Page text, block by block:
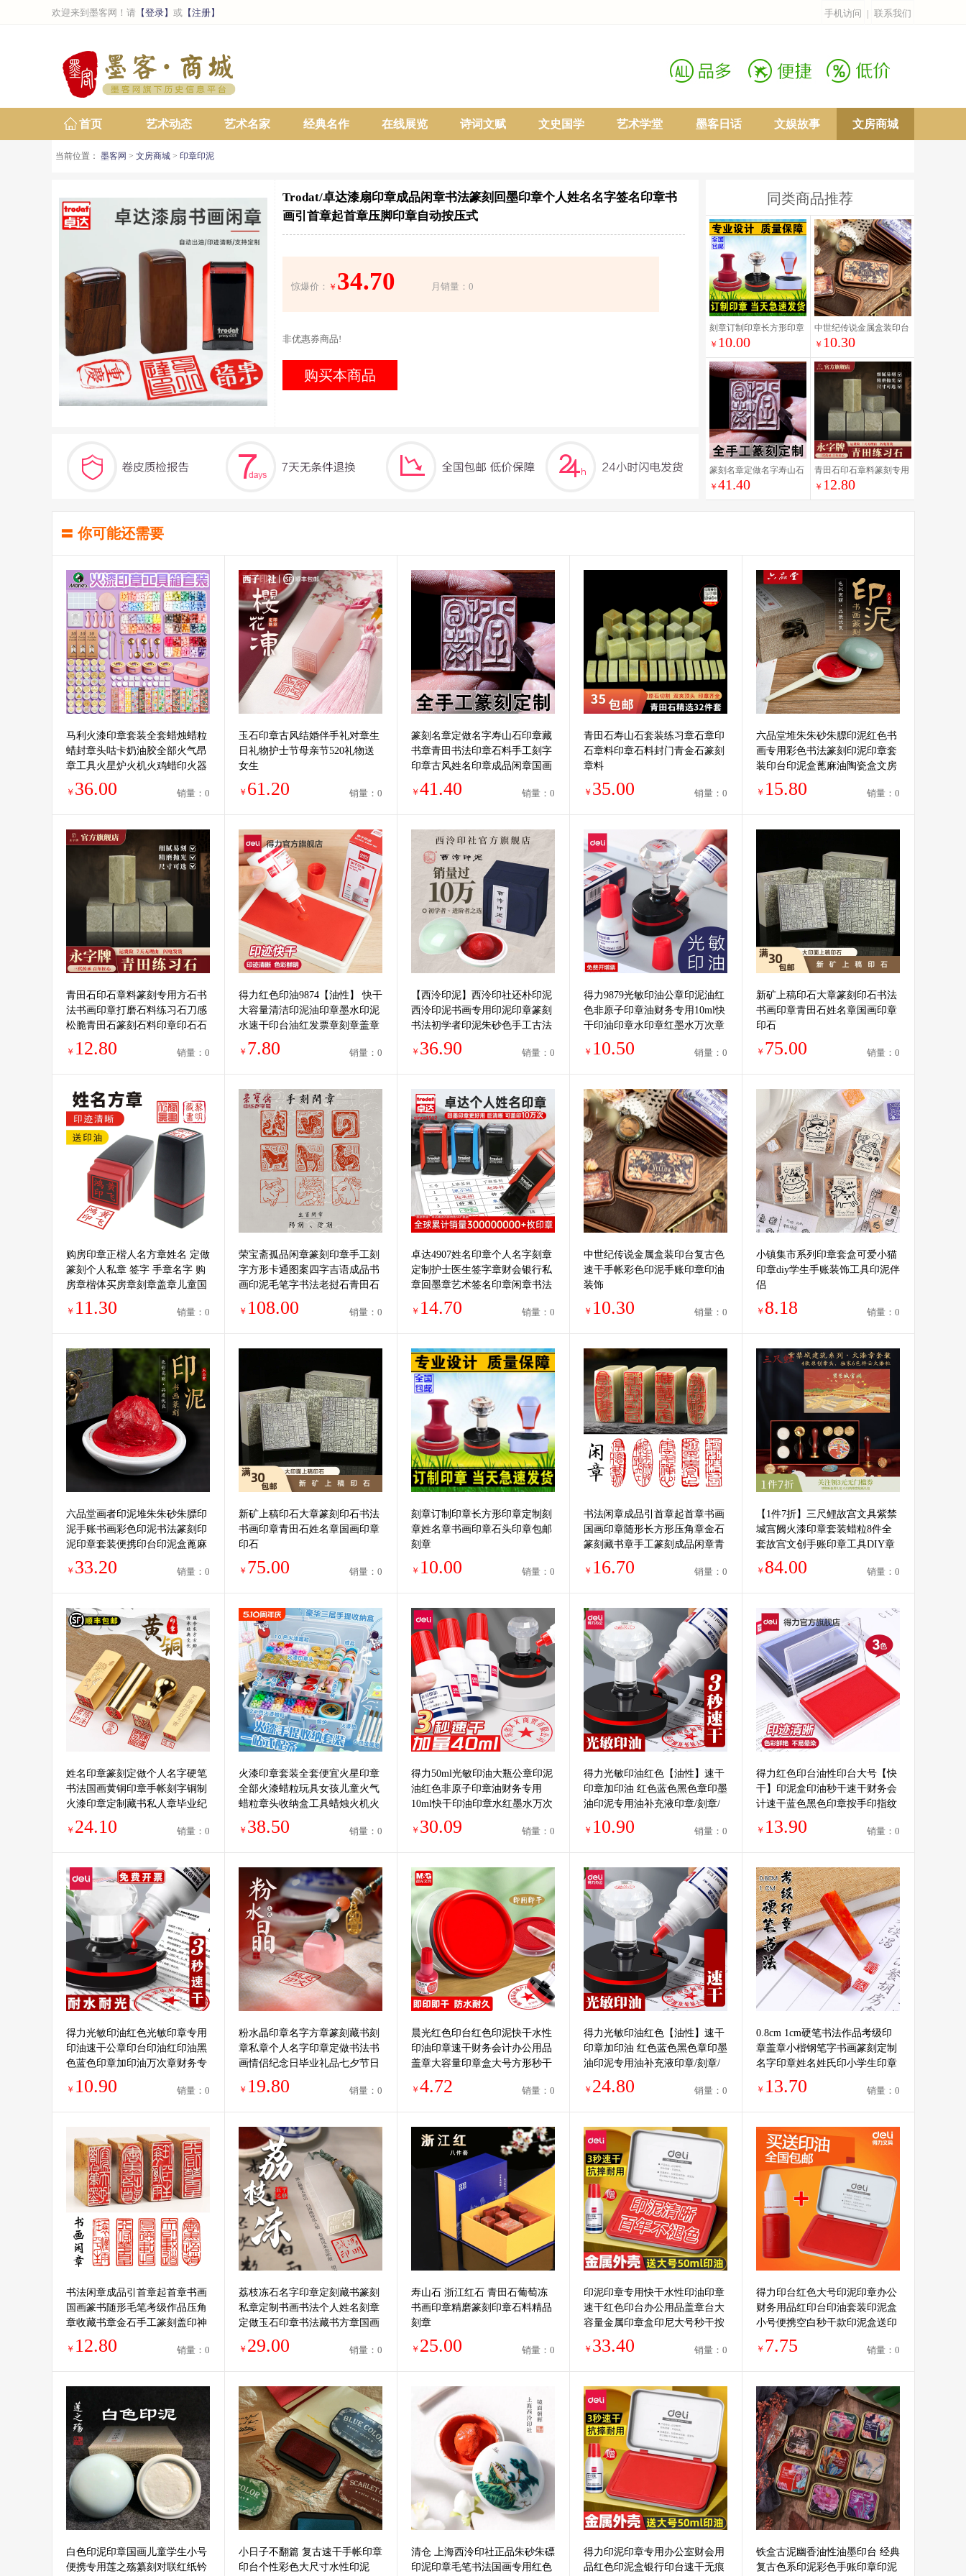
欢迎来到墨客网！请 【登录】 或 【注册】 手机访问 | 联系我们
首页 艺术动态 艺术名家 经典名作 在线展览 诗词文赋 文史国学 艺术学堂 墨客日话 文娱故事 文房商城
当前位置： 墨客网 > 文房商城 > 印章印泥
Trodat/卓达漆扇印章成品闲章书法篆刻回墨印章个人姓名名字签名印章书
画引首章起首章压脚印章自动按压式
惊爆价： ￥ 34.70 月销量：0
非优惠券商品!
购买本商品
同类商品推荐
刻章订制印章长方形印章
定制刻章姓名章书画印章
石头印章包邮刻章
￥ 10.00
中世纪传说金属盒装印台
复古色速干手帐彩色印泥
手账印章印油装饰
￥ 10.30
篆刻名章定做名字寿山石
印章藏书章青田书法印章
石料手工刻字印章古风姓
￥ 41.40
青田石印石章料篆刻专用
方石书法书画印章打磨石
料练习石刀感松脆青田石
￥ 12.80
〓 你可能还需要
马利火漆印章套装全套蜡烛蜡粒
蜡封章头咕卡奶油胶全部火气昂
章工具火星炉火机火鸡蜡印火器
勺子女孩儿童便宜
￥ 36.00 销量：0
玉石印章古风结婚伴手礼对章生
日礼物护士节母亲节520礼物送
女生
￥ 61.20 销量：0
篆刻名章定做名字寿山石印章藏
书章青田书法印章石料手工刻字
印章古风姓名印章成品闲章国画
书法考级印章定制
￥ 41.40 销量：0
青田石寿山石套装练习章石章印
石章料印章石料封门青金石篆刻
章料
￥ 35.00 销量：0
六品堂堆朱朱砂朱膘印泥红色书
画专用彩色书法篆刻印泥印章套
装印台印泥盒蓖麻油陶瓷盒文房
四宝金色印泥
￥ 15.80 销量：0
青田石印石章料篆刻专用方石书
法书画印章打磨石料练习石刀感
松脆青田石篆刻石料印章印石石
头练习章料教学
￥ 12.80 销量：0
得力红色印油9874【油性】 快干
大容量清洁印泥油印章墨水印泥
水速干印台油红发票章刻章盖章
油补充液大瓶
￥ 7.80 销量：0
【西泠印泥】西泠印社还朴印泥
西泠印泥书画专用印泥印章篆刻
书法初学者印泥朱砂色手工古法
专业印尼印台
￥ 36.90 销量：0
得力9879光敏印油公章印泥油红
色非原子印章油财务专用10ml快
干印油印章水印章红墨水万次章
印油红色公章印油
￥ 10.50 销量：0
新矿上稿印石大章篆刻印石书法
书画印章青田石姓名章国画印章
印石
￥ 75.00 销量：0
购房印章正楷人名方章姓名 定做
篆刻个人私章 签字 手章名字 购
房章楷体买房章刻章盖章儿童国
画书画落款刻字
￥ 11.30 销量：0
荣宝斋孤品闲章篆刻印章手工刻
字方形卡通图案四字吉语成品书
画印泥毛笔字书法老挝石青田石
章料藏书章礼品
￥ 108.00 销量：0
卓达4907姓名印章个人名字刻章
定制护士医生签字章财会银行私
章回墨章艺术签名印章闲章书法
篆刻自动按压印章
￥ 14.70 销量：0
中世纪传说金属盒装印台复古色
速干手帐彩色印泥手账印章印油
装饰
￥ 10.30 销量：0
小镇集市系列印章套盒可爱小猫
印章diy学生手账装饰工具印泥伴
侣
￥ 8.18 销量：0
六品堂画者印泥堆朱朱砂朱膘印
泥手账书画彩色印泥书法篆刻印
泥印章套装便携印台印泥盒蓖麻
油文房四宝陶瓷盒
￥ 33.20 销量：0
新矿上稿印石大章篆刻印石书法
书画印章青田石姓名章国画印章
印石
￥ 75.00 销量：0
刻章订制印章长方形印章定制刻
章姓名章书画印章石头印章包邮
刻章
￥ 10.00 销量：0
书法闲章成品引首章起首章书画
国画印章随形长方形压角章金石
篆刻藏书章手工篆刻成品闲章青
田石印章古风
￥ 16.70 销量：0
【1件7折】三尺鲤故宫文具紫禁
城宫阙火漆印章套装蜡粒8件全
套故宫文创手账印章工具DIY章
头手柄38礼物
￥ 84.00 销量：0
姓名印章篆刻定做个人名字硬笔
书法国画黄铜印章手帐刻字铜制
火漆印章定制藏书私人章毕业纪
念礼品定制
￥ 24.10 销量：0
火漆印章套装全套便宜火星印章
全部火漆蜡粒玩具女孩儿童火气
蜡粒章头收纳盒工具蜡烛火机火
鸡勺子昂章
￥ 38.50 销量：0
得力50ml光敏印油大瓶公章印泥
油红色非原子印章油财务专用
10ml快干印油印章水红墨水万次
章印油红色公章9879
￥ 30.09 销量：0
得力光敏印油红色【油性】速干
印章加印油 红色蓝色黑色章印墨
油印泥专用油补充液印章/刻章/
印台使用公章cj
￥ 10.90 销量：0
得力红色印台油性印台大号【快
干】印泥盒印油秒干速干财务会
计速干蓝色黑色印章按手印指纹
办公用品9864
￥ 13.90 销量：0
得力光敏印油红色光敏印章专用
印油速干公章印台印油红印油黑
色蓝色印章加印油万次章财务专
用非原子非回墨
￥ 10.90 销量：0
粉水晶印章名字方章篆刻藏书刻
章私章个人名字印章定做书法书
画情侣纪念日毕业礼品七夕节日
礼物结婚伴手礼
￥ 19.80 销量：0
晨光红色印台红色印泥快干水性
印油印章速干财务会计办公用品
盖章大容量印章盒大号方形秒干
便携财务会计用品
￥ 4.72 销量：0
得力光敏印油红色【油性】速干
印章加印油 红色蓝色黑色章印墨
油印泥专用油补充液印章/刻章/
印台使用公章油
￥ 24.80 销量：0
0.8cm 1cm硬笔书法作品考级印
章盖章小楷钢笔字书画篆刻定制
名字印章姓名姓氏印小学生印章
迷你方形小章印章
￥ 13.70 销量：0
书法闲章成品引首章起首章书画
国画篆书随形毛笔考级作品压角
章收藏书章金石手工篆刻盖印神
木石骑缝长条印章
￥ 12.80 销量：0
荔枝冻石名字印章定刻藏书篆刻
私章定制书画书法个人姓名刻章
定做玉石印章书法藏书方章国画
闲章礼品印章
￥ 29.00 销量：0
寿山石 浙江红石 青田石葡萄冻
书画印章精磨篆刻印章石料精品
刻章
￥ 25.00 销量：0
印泥印章专用快干水性印油印章
速干红色印台办公用品盖章台大
容量金属印章盒印尼大号秒干按
手印小号便携
￥ 33.40 销量：0
得力印台红色大号印泥印章办公
财务用品红印台印油套装印泥盒
小号便携空白秒干款印泥盒送印
油印章按手印工具
￥ 7.75 销量：0
白色印泥印章国画儿童学生小号
便携专用莲之殇纂刻对联红纸钤
小日子不翻篇 复古速干手帐印章
印台个性彩色大尺寸水性印泥
清仓 上海西泠印社正品朱砂朱磦
印泥印章毛笔书法国画专用红色
得力印泥印章专用办公室财会用
品红色印泥盒银行印台速干无痕
铁盒古泥幽香油性油墨印台 经典
复古色系印泥彩色手账印章印泥